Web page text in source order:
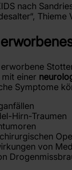
nach
Thieme
einer
Symptome
Hirn-Traumen
von